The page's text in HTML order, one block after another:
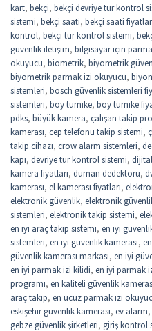
kart, bekçi, bekçi devriye tur kontrol
sistemi, bekçi saati, bekçi saati
kontrol, bekçi tur kontrol sistemi,
güvenlik iletişim, bilgisayar için
okuyucu, biometrik, biyometrik
biyometrik parmak izi okuyucu,
sistemleri, bosch güvenlik sistemleri
sistemleri, boy turnike, boy turnike
pdks, büyük kamera, çalışan takip
kamerası, cep telefonu takip sistemi,
takip cihazı, crow alarm sistemleri,
kapı, devriye tur kontrol sistemi, dijital
kamera fiyatları, duman dedektörü,
kamerası, el kamerası fiyatları,
elektronik güvenlik, elektronik
sistemleri, elektronik takip sistemi,
en iyi araç takip sistemi, en iyi
sistemleri, en iyi güvenlik kamerası,
güvenlik kamerası markası, en iyi
en iyi parmak izi kilidi, en iyi parmak
programı, en kaliteli güvenlik
araç takip, en ucuz parmak izi
eskişehir güvenlik kamerası, ev alarm,
gebze güvenlik şirketleri, giriş kontrol